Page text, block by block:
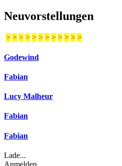
Neuvorstellungen
> > > > > > > > > > > >
Godewind
Fabian
Lucy Malheur
Fabian
Fabian
Lade...
Anmelden